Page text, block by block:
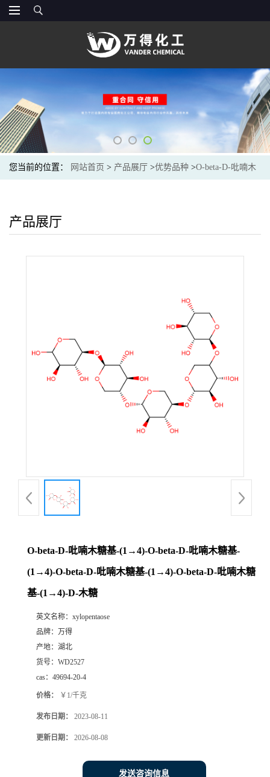
您当前的位置： 网站首页 > 产品展厅 >优势品种 >O-beta-D-吡喃木
(1→4)-O-beta-D-吡喃木糖基-(1→4)-D-木糖
产品展厅
O-beta-D-吡喃木糖基-(1→4)-O-beta-D-吡喃木糖基-
(1→4)-O-beta-D-吡喃木糖基-(1→4)-O-beta-D-吡喃木糖
基-(1→4)-D-木糖
英文名称： xylopentaose
品牌： 万得
产地： 湖北
货号： WD2527
cas： 49694-20-4
价格： ￥1/千克
发布日期： 2023-08-11
更新日期： 2026-08-08
发送咨询信息